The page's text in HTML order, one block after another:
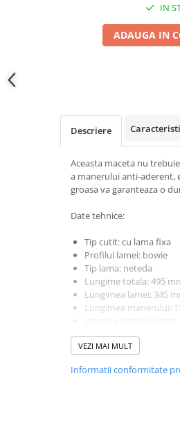
Articole ambalare
Ascutitoare si seturi de ascutire
Corpuri de iluminat
Incubatoare oua
Mori cereale si furaje
ELECTRONICE
Baterii telefoane
Baterii si acumulatori
Cantare electronice comerciale
Casti audio telefoane
IN
ADAUGA IN
Descriere
Aceasta maceta nu
a manerului anti-aderent,
groasa va garanteaza o
Date tehnice:
Tip cutit: cu lama fixa
Profilul lamei: bowie
Tip lama: neteda
Lungime totala: 495
Lungimea lamei: 345
Lungimea manerului:
Greutate: 320 g
Material maner: otel +
VEZI MAI MULT
Informatii conformitate